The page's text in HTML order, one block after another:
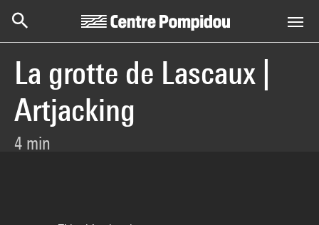
La grotte de Lascaux |
Artjacking
4 min